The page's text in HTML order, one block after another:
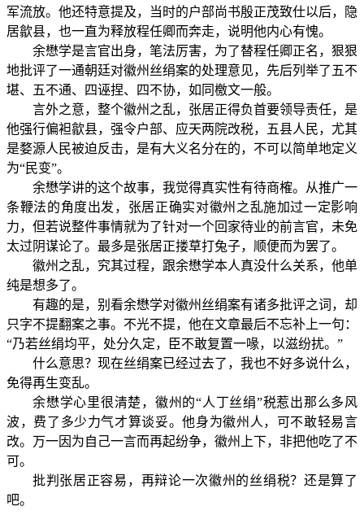
军流放。他还特意提及，当时的户部尚书殷正茂致仕以后，隐
居歙县，也一直为释放程任卿而奔走，说明他内心有愧。
余懋学是言官出身，笔法厉害，为了替程任卿正名，狠狠
地批评了一通朝廷对徽州丝绢案的处理意见，先后列举了五不
堪、五不通、四诬捏、四不协，如同檄文一般。
言外之意，整个徽州之乱，张居正得负首要领导责任，是
他强行偏袒歙县，强令户部、应天两院改税，五县人民，尤其
是婺源人民被迫反击，是有大义名分在的，不可以简单地定义
为“民变”。
余懋学讲的这个故事，我觉得真实性有待商榷。从推广一
条鞭法的角度出发，张居正确实对徽州之乱施加过一定影响
力，但若说整件事情就为了针对一个回家待业的前言官，未免
太过阴谋论了。最多是张居正搂草打兔子，顺便而为罢了。
徽州之乱，究其过程，跟余懋学本人真没什么关系，他单
纯是想多了。
有趣的是，别看余懋学对徽州丝绢案有诸多批评之词，却
只字不提翻案之事。不光不提，他在文章最后不忘补上一句：
“乃若丝绢均平，处分久定，臣不敢复置一喙，以滋纷扰。”
什么意思？现在丝绢案已经过去了，我也不好多说什么，
免得再生变乱。
余懋学心里很清楚，徽州的“人丁丝绢”税惹出那么多风
波，费了多少力气才算谈妥。他身为徽州人，可不敢轻易言
改。万一因为自己一言而再起纷争，徽州上下，非把他吃了不
可。
批判张居正容易，再辩论一次徽州的丝绢税？还是算了
吧。